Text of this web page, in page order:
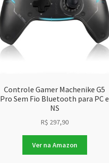
Controle Gamer Machenike G5
Pro Sem Fio Bluetooth para PC e
NS
R$ 297,90
Ver na Amazon